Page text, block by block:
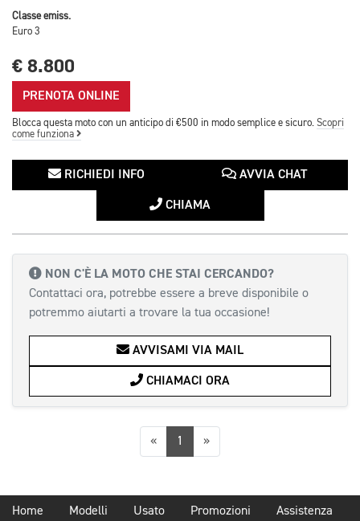
Classe emiss.
Euro 3
€ 8.800
PRENOTA ONLINE
Blocca questa moto con un anticipo di €500 in modo semplice e sicuro. Scopri
come funziona
RICHIEDI INFO AVVIA CHAT
CHIAMA
NON C'È LA MOTO CHE STAI CERCANDO?
Contattaci ora, potrebbe essere a breve disponibile o
potremmo aiutarti a trovare la tua occasione!
AVVISAMI VIA MAIL
CHIAMACI ORA
«Precedente
1 »Successiva
Home Modelli Usato Promozioni Assistenza